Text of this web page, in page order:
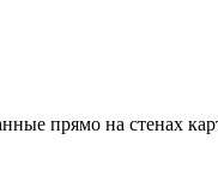
прямо на стенах